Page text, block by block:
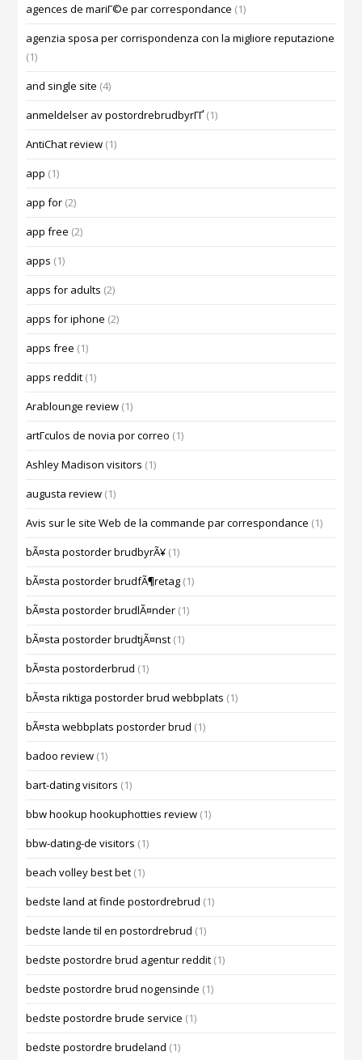
agences de mariГ©e par correspondance (1)
agenzia sposa per corrispondenza con la migliore reputazione
(1)
and single site (4)
anmeldelser av postordrebrudbyrГҐ (1)
AntiChat review (1)
app (1)
app for (2)
app free (2)
apps (1)
apps for adults (2)
apps for iphone (2)
apps free (1)
apps reddit (1)
Arablounge review (1)
artГ­culos de novia por correo (1)
Ashley Madison visitors (1)
augusta review (1)
Avis sur le site Web de la commande par correspondance (1)
bÃ¤sta postorder brudbyrÃ¥ (1)
bÃ¤sta postorder brudfÃ¶retag (1)
bÃ¤sta postorder brudlÃ¤nder (1)
bÃ¤sta postorder brudtjÃ¤nst (1)
bÃ¤sta postorderbrud (1)
bÃ¤sta riktiga postorder brud webbplats (1)
bÃ¤sta webbplats postorder brud (1)
badoo review (1)
bart-dating visitors (1)
bbw hookup hookuphotties review (1)
bbw-dating-de visitors (1)
beach volley best bet (1)
bedste land at finde postordrebrud (1)
bedste lande til en postordrebrud (1)
bedste postordre brud agentur reddit (1)
bedste postordre brud nogensinde (1)
bedste postordre brude service (1)
bedste postordre brudeland (1)